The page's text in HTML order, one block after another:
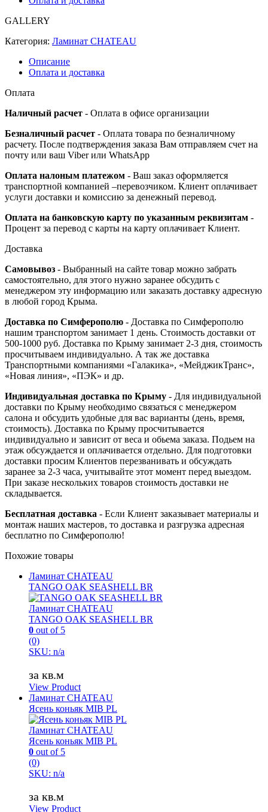
GALLERY
Категория: Ламинат CHATEAU
Описание
Оплата и доставка
Оплата
Наличный расчет - Оплата в офисе организации
Безналичный расчет - Оплата товара по безналичному
расчету. После подтверждения заказа Вам отправляем счет на
почту или ваш Viber или WhatsApp
Оплата налоным платежом - Ваш заказ оформляется
транспортной компанией –перевозчиком. Клиент оплачивает
услуги доставки и комиссию за денежный перевод.
Оплата на банковскую карту по указанным реквизитам -
Процент за перевод с карты на карту оплачивает Клиент.
Доставка
Самовывоз - Выбранный на сайте товар можно забрать
самостоятельно, для этого нужно заранее обсудить с
менеджером эту информацию или заказать доставку адресную
в любой город Крыма.
Доставка по Симферополю - Доставка по Симферополю
нашим транспортом занимает 1 день. Стоимость доставки от
500-1000 руб. Доставка по Крыму занимает 2-3 дня, стоимость
просчитываем индивидуально. А так же доставка
Транспортными компаниями «Галакика», «МейджикТранс»,
«Новая линия», «ПЭК» и др.
Индивидуальная доставка по Крыму - Для индивидуальной
доставки по Крыму необходимо связаться с менеджером
салона и обсудить удобные для вас варианты (день, время,
стоимость). Доставка по Крыму просчитывается
индивидуально и зависит от веса и обьема заказа. Подьем на
этаж обсуждается и оплачивается отдельно. Для подготовки
доставки просим Клиентов перезванивать и обсуждать
заранее за 2-3 часа, учитывайте этот момент перед выездом.
При заказе нескольких товаров стоимость доставки не
складывается.
Бесплатная доставка - Если Клиент заказывает материалы и
монтаж наших мастеров, то доставка и разгрузка адресная
бесплатно по Симферополю!
Похожие товары
Ламинат CHATEAU
TANGO OAK SEASHELL BR
Ламинат CHATEAU
TANGO OAK SEASHELL BR
0 out of 5
(0)
SKU: n/a
за кв.м
View Product
Ламинат CHATEAU
Ясень коньяк MIB PL
Ламинат CHATEAU
Ясень коньяк MIB PL
0 out of 5
(0)
SKU: n/a
за кв.м
View Product